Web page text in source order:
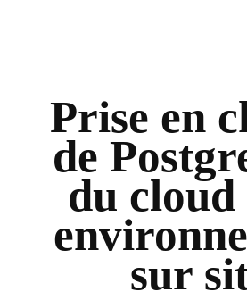
Prise en
de
du cloud
sur